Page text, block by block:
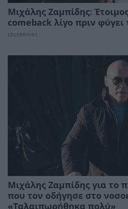
Μιχάλης Ζαμπίδης:
comeback λίγο πριν φύγει
CELEBRITIES
Μιχάλης Ζαμπίδης για το
που τον οδήγησε στο
«Ταλαιπωρήθηκα πολύ»